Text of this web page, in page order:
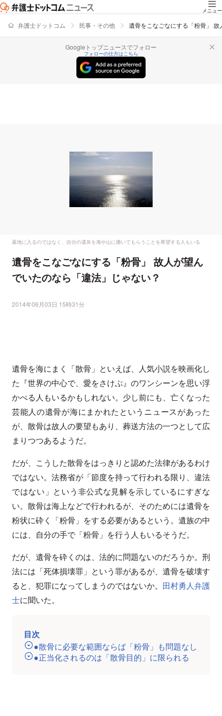
メニュー
弁護士ドットコム 民事・その他 遺骨をこなごなにする「粉骨」
Googleトップニュースでフォロー
フォローの仕方はこちら
墓地に入るのではなく、自分の遺灰を海や山に撒いてもらうことを希望する人もいる
遺骨をこなごなにする「粉骨」 故人が望ん
でいたのなら「違法」じゃない？
2014年06月03日 15時31分
遺骨を海にまく「散骨」といえば、人気小説を映画化し
た『世界の中心で、愛をさけぶ』のワンシーンを思い浮
かべる人もいるかもしれない。少し前にも、亡くなった
芸能人の遺骨が海にまかれたというニュースがあった
が、散骨は故人の要望もあり、葬送方法の一つとして広
まりつつあるようだ。
だが、こうした散骨をはっきりと認めた法律があるわけ
ではない。法務省が「節度を持って行われる限り、違法
ではない」という非公式な見解を示しているにすぎな
い。散骨は海上などで行われるが、そのためには遺骨を
粉状に砕く「粉骨」をする必要があるという。遺族の中
には、自分の手で「粉骨」を行う人もいるそうだ。
だが、遺骨を砕くのは、法的に問題ないのだろうか。刑
法には「死体損壊罪」という罪があるが、遺骨を破壊す
ると、犯罪になってしまうのではないか。 田村勇人弁護
士に聞いた。
目次
●散骨に必要な範囲ならば「粉骨」も問題なし
●正当化されるのは「散骨目的」に限られる